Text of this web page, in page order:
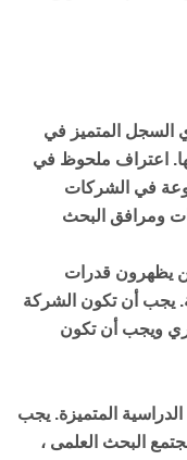
السجل المتميز في
اعتراف ملحوظ في
في الشركات
ومرافق البحث
يظهرون قدرات
يجب أن تكون الشركة
ويجب أن تكون
المتميزة. يجب
البحث العلمى ،